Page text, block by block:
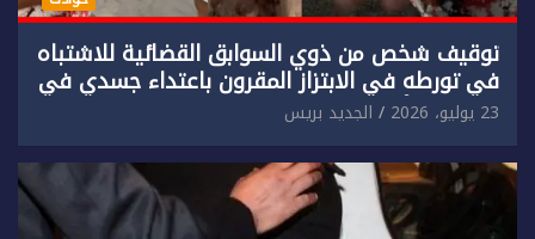
توقيف شخص من ذوي السوابق القضائية للاشتباه
في تورطه في الابتزاز المقرون باعتداء جسدي في
حق سائح أجنبي.
23 يوليو، 2026 الجديد بريس